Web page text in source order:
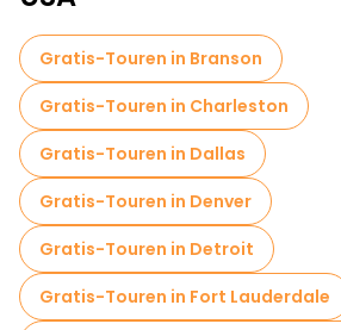
Gratis-Touren in Branson
Gratis-Touren in Charleston
Gratis-Touren in Dallas
Gratis-Touren in Denver
Gratis-Touren in Detroit
Gratis-Touren in Fort Lauderdale